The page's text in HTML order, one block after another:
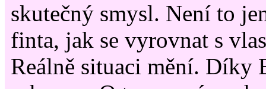
skutečný smysl. Není to
finta, jak se vyrovnat s
Reálně situaci mění. Díky